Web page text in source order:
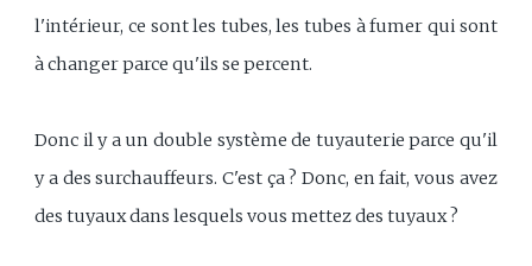
l'intérieur, ce sont les tubes, les tubes à fumer qui sont
à changer parce qu'ils se percent.
Donc il y a un double système de tuyauterie parce qu'il
y a des surchauffeurs. C'est ça ? Donc, en fait, vous avez
des tuyaux dans lesquels vous mettez des tuyaux ?